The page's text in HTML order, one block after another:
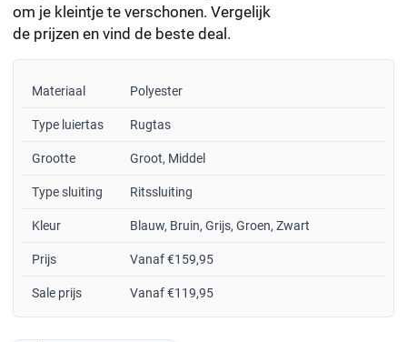
om je kleintje te verschonen. Vergelijk
de prijzen en vind de beste deal.
Materiaal Polyester
Type luiertas Rugtas
Grootte Groot, Middel
Type sluiting Ritssluiting
Kleur Blauw, Bruin, Grijs, Groen, Zwart
Prijs Vanaf €159,95
Sale prijs Vanaf €119,95